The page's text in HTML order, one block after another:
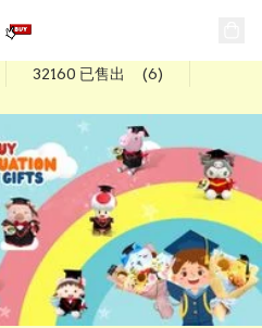
32160 已售出 (6)